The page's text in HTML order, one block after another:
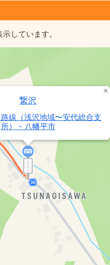
しています。
繋沢
（浅沢地域〜安代総合支
所） - 八幡平市